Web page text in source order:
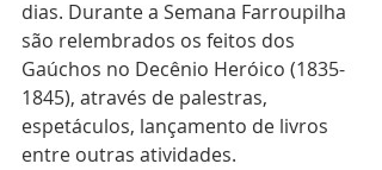
dias. Durante a Semana Farroupilha
são relembrados os feitos dos
Gaúchos no Decênio Heróico (1835-
1845), através de palestras,
espetáculos, lançamento de livros
entre outras atividades.